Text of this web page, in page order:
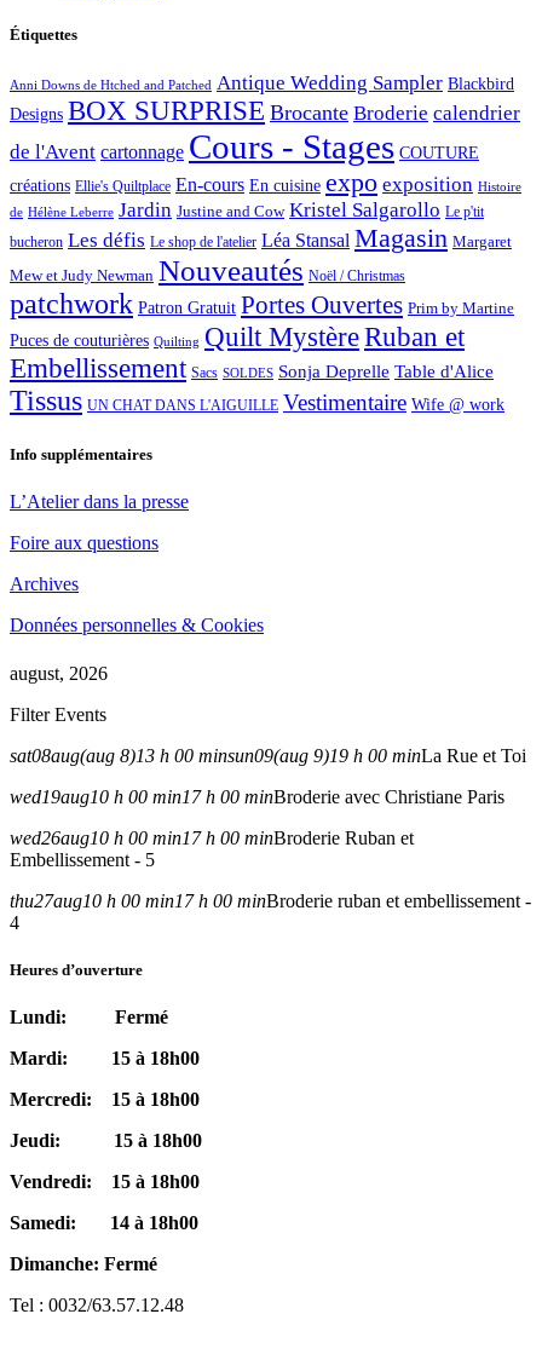
Étiquettes
Anni Downs de Htched and Patched Antique Wedding Sampler Blackbird
Designs BOX SURPRISE Brocante Broderie calendrier
de l'Avent cartonnage Cours - Stages COUTURE
créations Ellie's Quiltplace En-cours En cuisine expo exposition Histoire
de Hélène Leberre Jardin Justine and Cow Kristel Salgarollo Le p'tit
bucheron Les défis Le shop de l'atelier Léa Stansal Magasin Margaret
Mew et Judy Newman Nouveautés Noël / Christmas
patchwork Patron Gratuit Portes Ouvertes Prim by Martine
Puces de couturières Quilting Quilt MystèreRuban et
Embellissement Sacs SOLDES Sonja Deprelle Table d'Alice
Tissus UN CHAT DANS L'AIGUILLE Vestimentaire Wife @ work
Info supplémentaires
L’Atelier dans la presse
Foire aux questions
Archives
Données personnelles & Cookies
august, 2026
Filter Events
sat08aug(aug 8)13 h 00 minsun09(aug 9)19 h 00 minLa Rue et Toi
wed19aug10 h 00 min17 h 00 minBroderie avec Christiane Paris
wed26aug10 h 00 min17 h 00 minBroderie Ruban et
Embellissement - 5
thu27aug10 h 00 min17 h 00 minBroderie ruban et embellissement -
4
Heures d’ouverture
Lundi: Fermé
Mardi: 15 à 18h00
Mercredi: 15 à 18h00
Jeudi: 15 à 18h00
Vendredi: 15 à 18h00
Samedi: 14 à 18h00
Dimanche: Fermé
Tel : 0032/63.57.12.48